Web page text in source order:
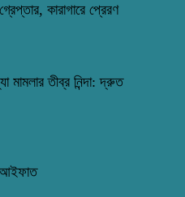
কারাগারে প্রেরণ
মামলার তীব্র নিন্দা: দ্রুত
আইফাত